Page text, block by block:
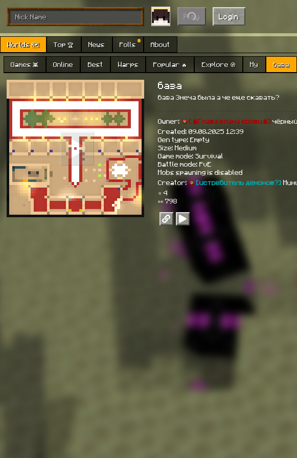
Play Login
Worlds 🗺 Top 🏆 News Polls About
Games 👾 Online Best Warps Popular 🔥 Explore 🧭 My база
база
база 3меча была а че еще сказать?
Owner: [🩸Глава клана крови🩸]
Created: 09.08.2025 12:39
Gen type: Empty
Size: Medium
Game mode: Survival
Battle mode: PvE
Mobs spawning is disabled
Creator:
[истребитель демонов?]
⭐ 4
👀 798